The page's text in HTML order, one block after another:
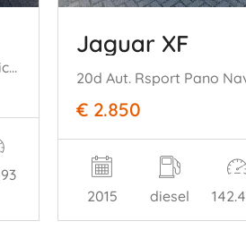
1.5 P300e AWD R-Dynamic HSE
Jaguar XF
€ 2.850
2015 diesel